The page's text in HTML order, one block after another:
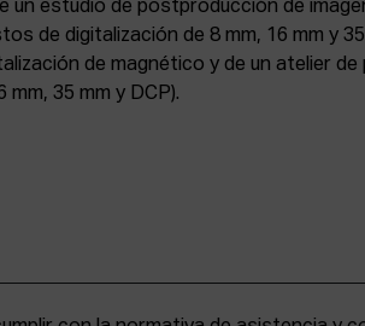
mm, 35 mm y DCP).